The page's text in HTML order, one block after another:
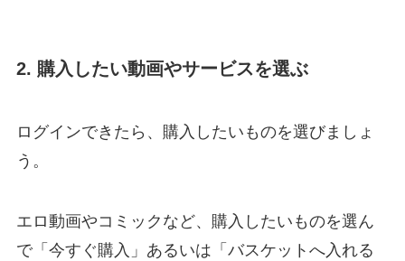
2. 購入したい動画やサービスを選ぶ
ログインできたら、購入したいものを選びましょ
う。
エロ動画やコミックなど、購入したいものを選ん
で「今すぐ購入」あるいは「バスケットへ入れる